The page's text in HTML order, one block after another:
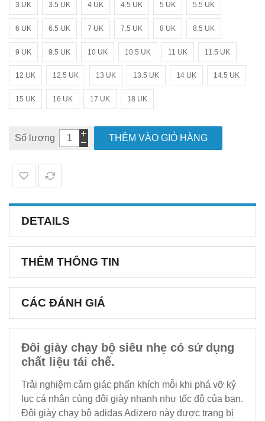
3 UK 3.5 UK 4 UK 4.5 UK 5 UK 5.5 UK
6 UK 6.5 UK 7 UK 7.5 UK 8 UK 8.5 UK
9 UK 9.5 UK 10 UK 10.5 UK 11 UK 11.5 UK
12 UK 12.5 UK 13 UK 13.5 UK 14 UK 14.5 UK
15 UK 16 UK 17 UK 18 UK
Số lượng THÊM VÀO GIỎ HÀNG
DETAILS
THÊM THÔNG TIN
CÁC ĐÁNH GIÁ
Đôi giày chạy bộ siêu nhẹ có sử dụng
chất liệu tái chế.
Trải nghiệm cảm giác phấn khích mỗi khi phá vỡ kỷ
lục cá nhân cùng đôi giày nhanh như tốc độ của bạn.
Đôi giày chạy bộ adidas Adizero này được trang bị